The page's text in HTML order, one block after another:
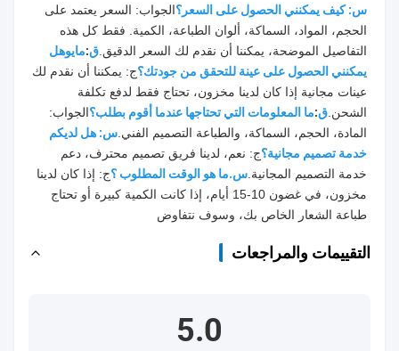
س: كيف يمكنني الحصول على السعر؟
التفاصيل الموضحة، يمكننا أن نقدم لك السعر الدقيق. ق:مايو
يمكنني الحصول على عينة للتحقق من جودتك؟
الشحن. ق:ما المعلومات التي تحتاجها عندما أقوم بطلب؟
المادة، الحجم، السماكة، والطباعة التصميم الفني.
خدمة تصميم مجانية؟
خدمة التصميم المجانية. س.ما هو الوقت المطلوب ؟
طباعة الشعار الخاص بك، وسوف نتفاوض
التقييمات والمراجعات
5.0